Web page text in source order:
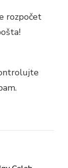
rozpočet